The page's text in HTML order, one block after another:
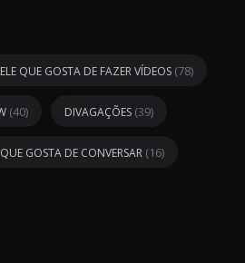
QUE GOSTA DE FAZER VÍDEOS (78)
(40) DIVAGAÇÕES (39)
GOSTA DE CONVERSAR (16)